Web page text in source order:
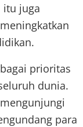
itu juga
prioritas
dunia.
para